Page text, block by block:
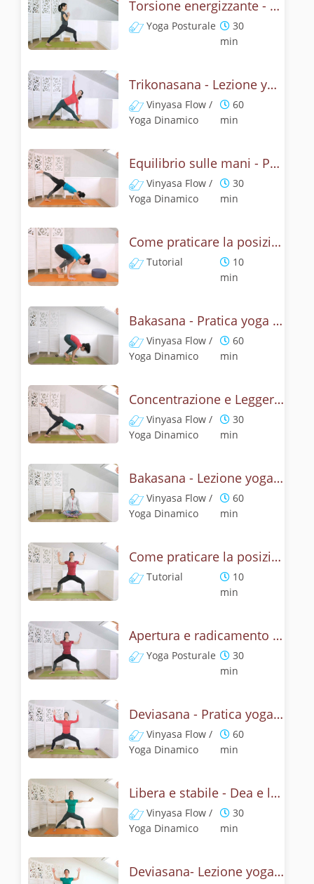
Torsione energizzante - Lezione con la posizione del triangolo
Yoga Posturale
30
min
Trikonasana - Lezione yoga con la mitologia della posizione del triangolo
Vinyasa Flow /
Yoga Dinamico
60
min
Equilibrio sulle mani - Pratica con la posizione del corvo
Vinyasa Flow /
Yoga Dinamico
30
min
Come praticare la posizione del corvo? Tutorial Bakasana
Tutorial
10
min
Bakasana - Pratica yoga con la tecnica della posizione del corvo
Vinyasa Flow /
Yoga Dinamico
60
min
Concentrazione e Leggerezza con la posizione del Corvo
Vinyasa Flow /
Yoga Dinamico
30
min
Bakasana - Lezione yoga con la mitologia della posizione del corvo
Vinyasa Flow /
Yoga Dinamico
60
min
Come praticare la posizione della Dea? Tutorial di Deviasana
Tutorial
10
min
Apertura e radicamento con la posizione della Dea
Yoga Posturale
30
min
Deviasana - Pratica yoga con la tecnica della posizione della Dea
Vinyasa Flow /
Yoga Dinamico
60
min
Libera e stabile - Dea e leone
Vinyasa Flow /
Yoga Dinamico
30
min
Deviasana- Lezione yoga con la mitologia della posizione della Dea